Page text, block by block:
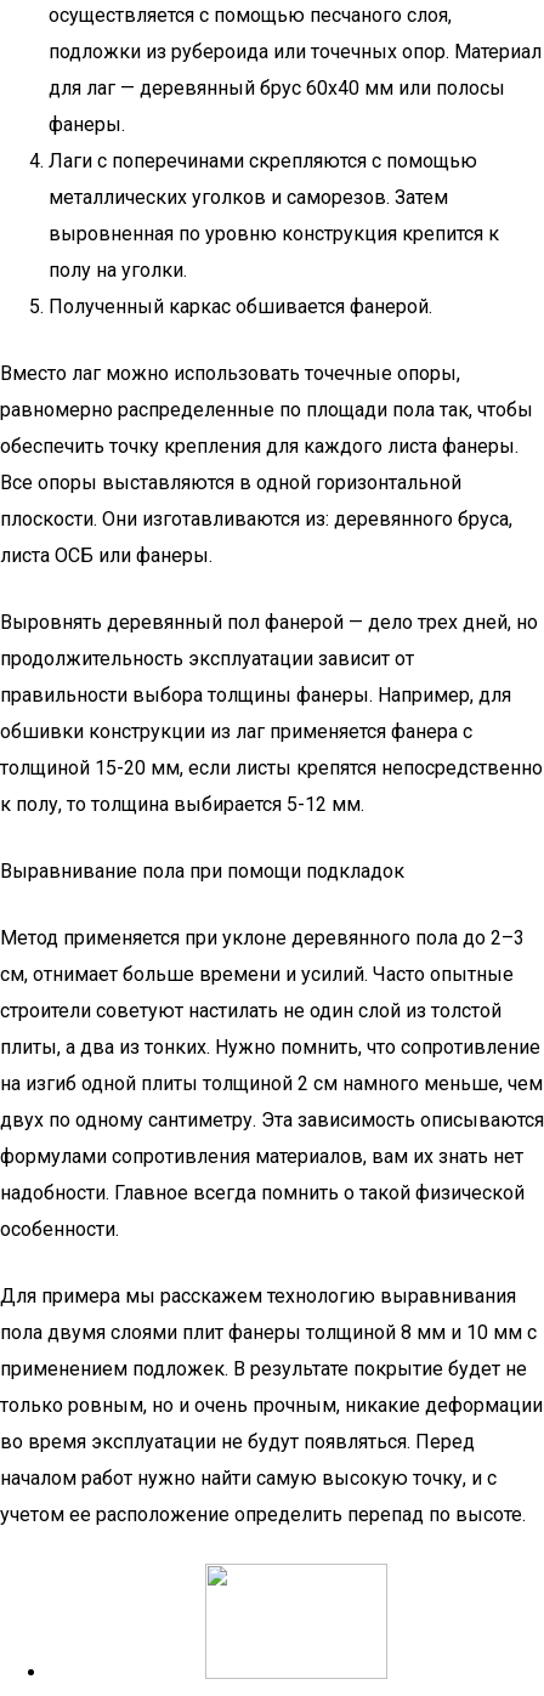
осуществляется с помощью песчаного слоя,
подложки из рубероида или точечных опор. Материал
для лаг — деревянный брус 60х40 мм или полосы
фанеры.
Лаги с поперечинами скрепляются с помощью
металлических уголков и саморезов. Затем
выровненная по уровню конструкция крепится к
полу на уголки.
Полученный каркас обшивается фанерой.
Вместо лаг можно использовать точечные опоры,
равномерно распределенные по площади пола так, чтобы
обеспечить точку крепления для каждого листа фанеры.
Все опоры выставляются в одной горизонтальной
плоскости. Они изготавливаются из: деревянного бруса,
листа ОСБ или фанеры.
Выровнять деревянный пол фанерой — дело трех дней, но
продолжительность эксплуатации зависит от
правильности выбора толщины фанеры. Например, для
обшивки конструкции из лаг применяется фанера с
толщиной 15-20 мм, если листы крепятся непосредственно
к полу, то толщина выбирается 5-12 мм.
Выравнивание пола при помощи подкладок
Метод применяется при уклоне деревянного пола до 2–3
см, отнимает больше времени и усилий. Часто опытные
строители советуют настилать не один слой из толстой
плиты, а два из тонких. Нужно помнить, что сопротивление
на изгиб одной плиты толщиной 2 см намного меньше, чем
двух по одному сантиметру. Эта зависимость описываются
формулами сопротивления материалов, вам их знать нет
надобности. Главное всегда помнить о такой физической
особенности.
Для примера мы расскажем технологию выравнивания
пола двумя слоями плит фанеры толщиной 8 мм и 10 мм с
применением подложек. В результате покрытие будет не
только ровным, но и очень прочным, никакие деформации
во время эксплуатации не будут появляться. Перед
началом работ нужно найти самую высокую точку, и с
учетом ее расположение определить перепад по высоте.